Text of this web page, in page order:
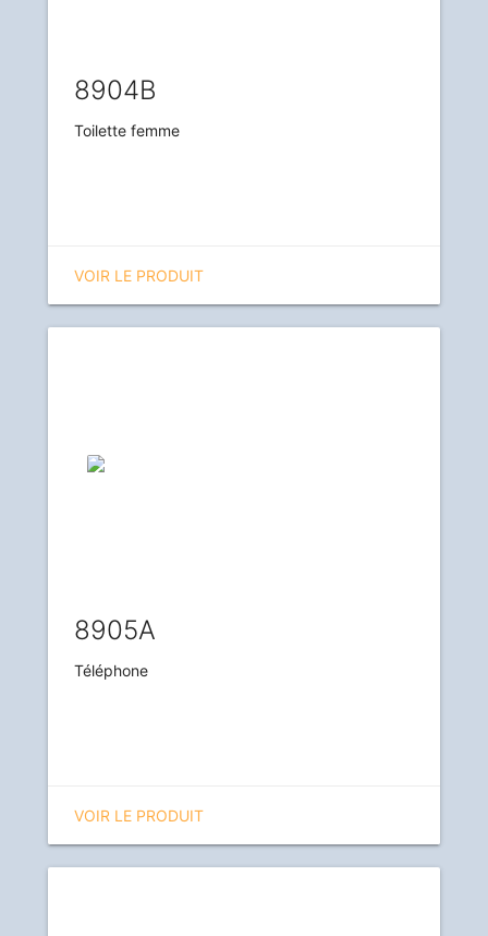
8904B
Toilette femme
VOIR LE PRODUIT
8905A
Téléphone
VOIR LE PRODUIT